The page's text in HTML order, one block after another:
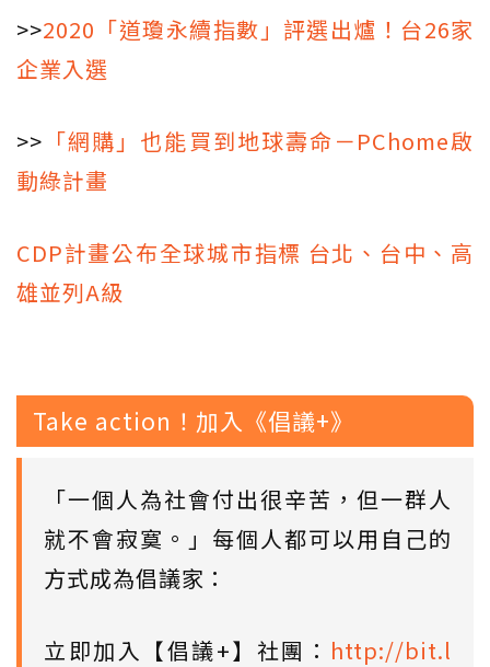
>>2020「道瓊永續指數」評選出爐！台26家
企業入選
>> 「網購」也能買到地球壽命－PChome啟
動綠計畫
CDP計畫公布全球城市指標 台北、台中、高
雄並列A級
Take action！加入《倡議+》
「一個人為社會付出很辛苦，但一群人
就不會寂寞。」每個人都可以用自己的
方式成為倡議家：
立即加入【倡議+】社團： http://bit.l